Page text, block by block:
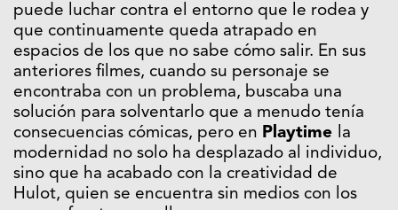
puede luchar contra el entorno que le rodea y
que continuamente queda atrapado en
espacios de los que no sabe cómo salir. En sus
anteriores filmes, cuando su personaje se
encontraba con un problema, buscaba una
solución para solventarlo que a menudo tenía
consecuencias cómicas, pero en Playtime
la
modernidad no solo ha desplazado al individuo,
sino que ha acabado con la creatividad de
Hulot, quien se encuentra sin medios con los